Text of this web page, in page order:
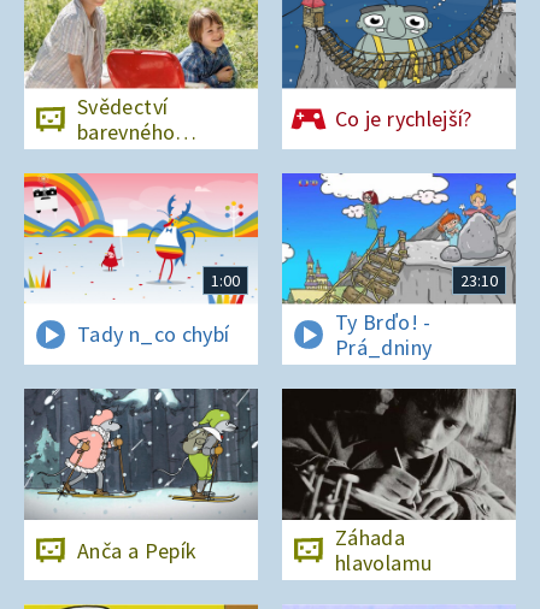
Svědectví
barevného
ostrova
Co je rychlejší?
1:00
Tady n_co chybí
23:10
Ty Brďo! -
Prá_dniny
Anča a Pepík
Záhada
hlavolamu